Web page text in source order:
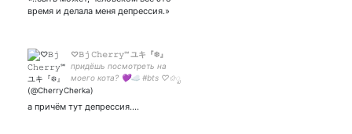
время и делала меня депрессия.»
♡𝙱𝚓 𝙲𝚑𝚎𝚛𝚛𝚢℠︎ ユキ『❆』
придёшь посмотреть на
моего кота? 💜☁️ #bts ♡✩ೃ
а причём тут депрессия....